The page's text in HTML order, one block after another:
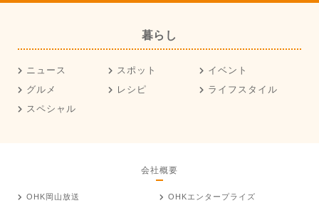
暮らし
ニュース スポット
イベント
グルメ
レシピ
ライフスタイル
スペシャル
会社概要
OHK岡山放送
OHKエンタープライズ